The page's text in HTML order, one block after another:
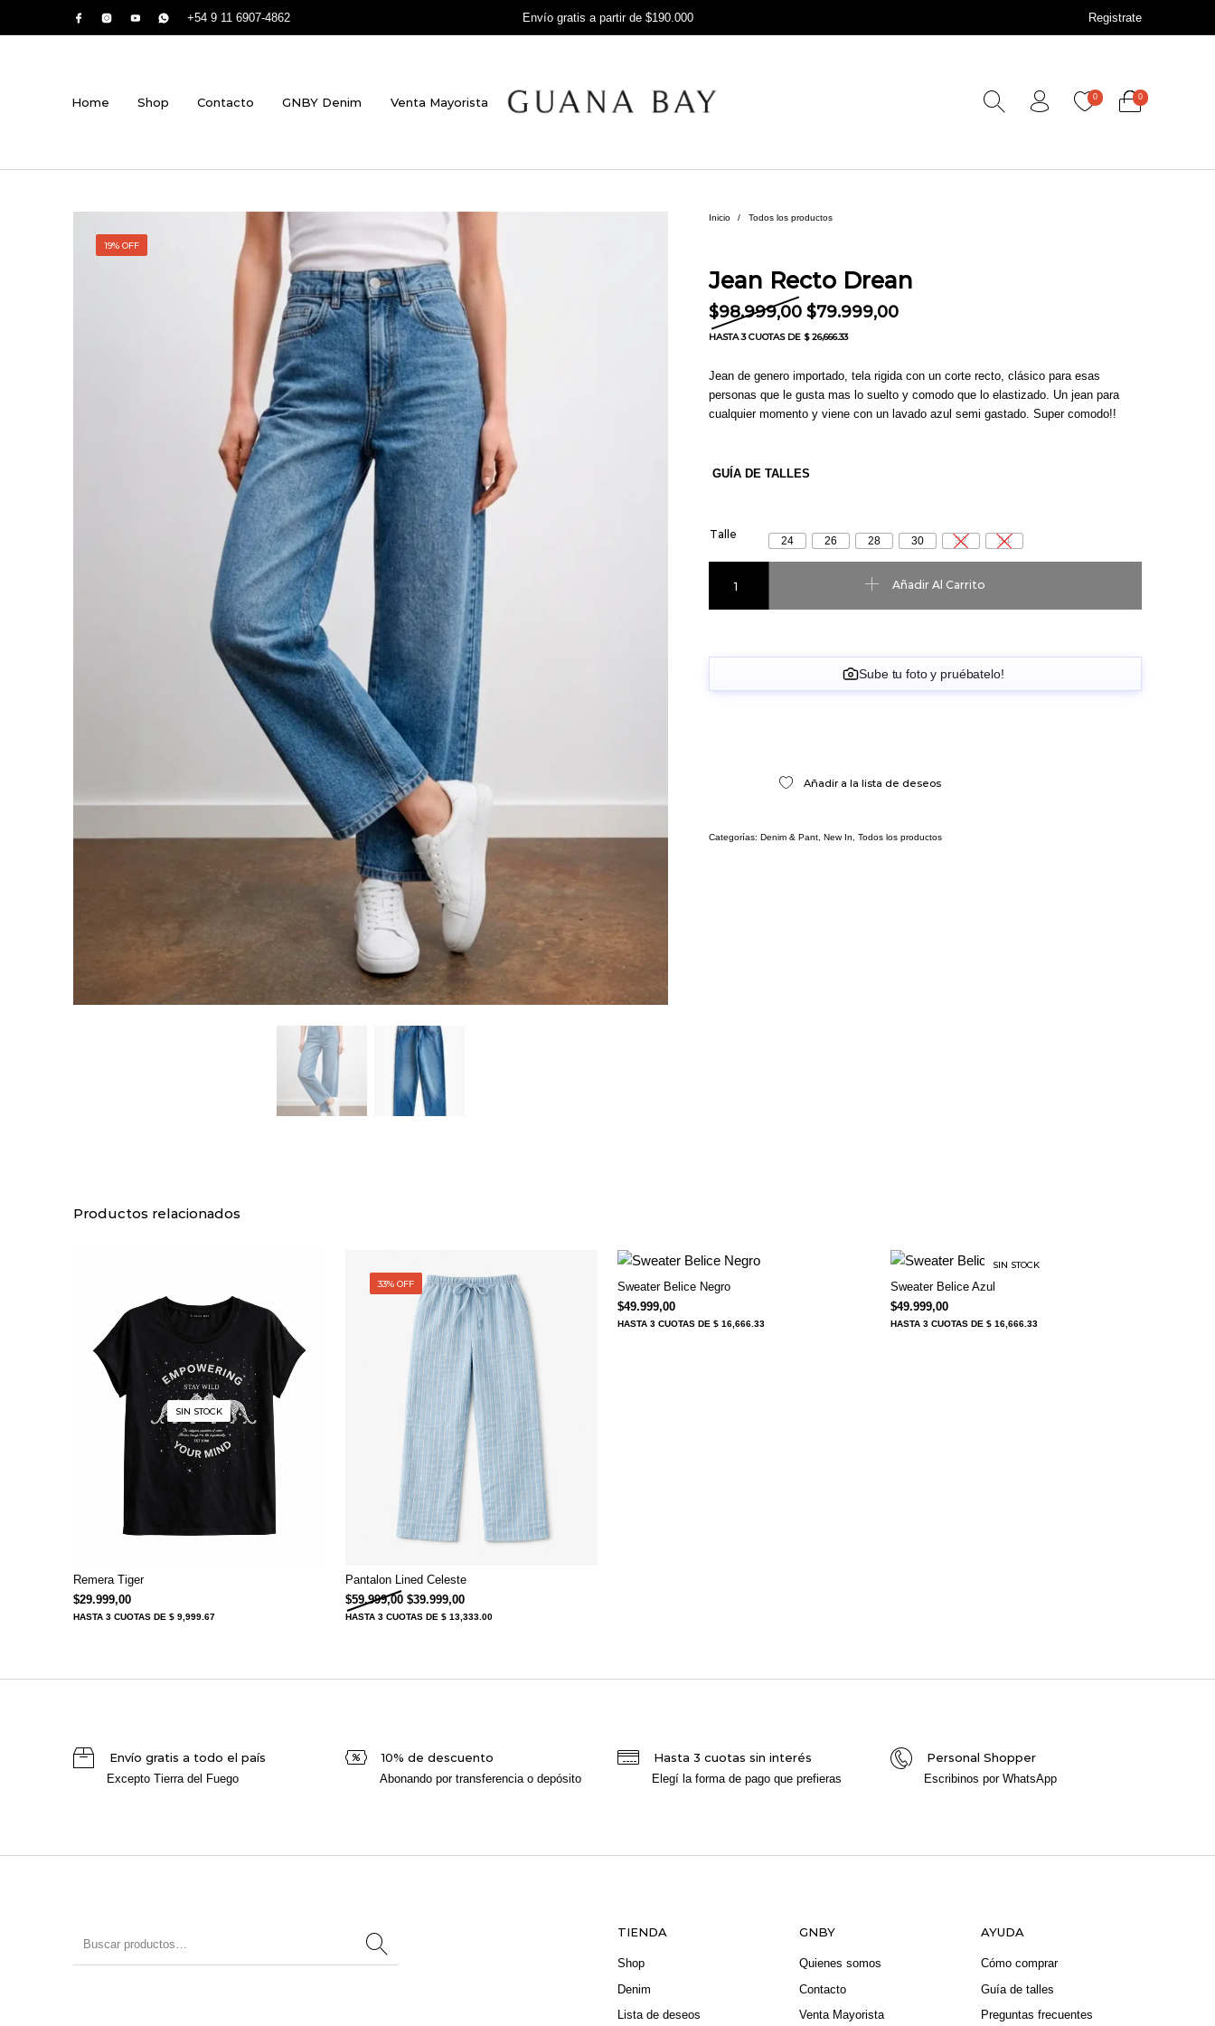
+54 9 11 6907-4862 Envío gratis a partir de $190.000 Registrate
Home Shop Contacto GNBY Denim Venta Mayorista 0 0
19% OFF
Inicio / Todos los productos
Jean Recto Drean
$98.999,00 El precio original era: $98.999,00.
$79.999,00El precio actual es: $79.999,00.
HASTA3 CUOTASDE $ 26,666.33
Jean de genero importado, tela rigida con un corte recto, clásico para esas
personas que le gusta mas lo suelto y comodo que lo elastizado. Un jean para
cualquier momento y viene con un lavado azul semi gastado. Super comodo!!
GUÍA DE TALLES
Talle
24 26 28 30 32 34
Añadir Al Carrito
Sube tu foto y pruébatelo!
Añadir a la lista de deseos
Categorías: Denim & Pant, New In Todos los productos
Productos relacionados
SIN STOCK
Remera Tiger
$29.999,00
HASTA 3 CUOTASDE $ 9,999.67
33% OFF
Pantalon Lined Celeste
$59.999,00 El precio original era: $59.999,00.
$39.999,00El precio actual es: $39.999,00.
HASTA 3 CUOTAS DE $ 13,333.00
Sweater Belice Negro
$49.999,00
HASTA3 CUOTAS DE $ 16,666.33
SIN STOCK
Sweater Belice Azul
$49.999,00
HASTA 3 CUOTASDE $ 16,666.33
Envío gratis a todo el país
Excepto Tierra del Fuego
10% de descuento
Abonando por transferencia o depósito
Hasta 3 cuotas sin interés
Elegí la forma de pago que prefieras
Personal Shopper
Escribinos por WhatsApp
TIENDA
Shop
Denim
Lista de deseos
GNBY
Quienes somos
Contacto
Venta Mayorista
AYUDA
Cómo comprar
Guía de talles
Preguntas frecuentes